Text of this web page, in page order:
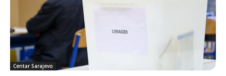
Centar Sarajevo